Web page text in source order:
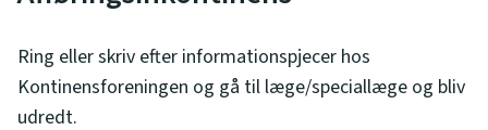
Ring eller skriv efter informationspjecer hos
Kontinensforeningen og gå til læge/speciallæge og bliv
udredt.